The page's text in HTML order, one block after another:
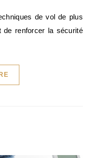
de renforcer la sécurité